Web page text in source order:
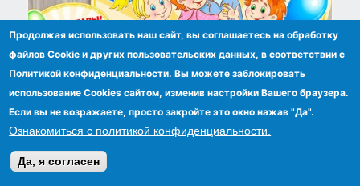
Продолжая использовать наш сайт, вы соглашаетесь на обработку
файлов Сookie и других пользовательских данных, в соответствии с
Политикой конфиденциальности. Вы можете заблокировать
использование Cookies сайтом, изменив настройки Вашего браузера.
Если вы не возражаете, просто закройте это окно нажав "Да".
Ознакомиться с политикой конфиденциальности.
Да, я согласен